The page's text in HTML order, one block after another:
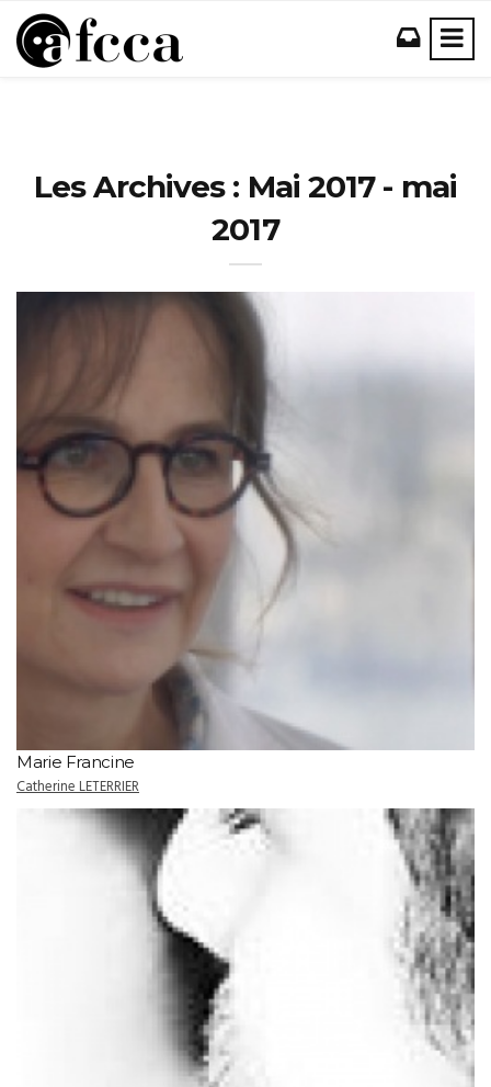
Les Archives : Mai 2017 - mai
2017
Marie Francine
Catherine LETERRIER